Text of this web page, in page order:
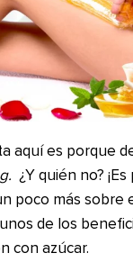
aquí es porque
¿Y quién no?
poco más sobre
de los
con azúcar.